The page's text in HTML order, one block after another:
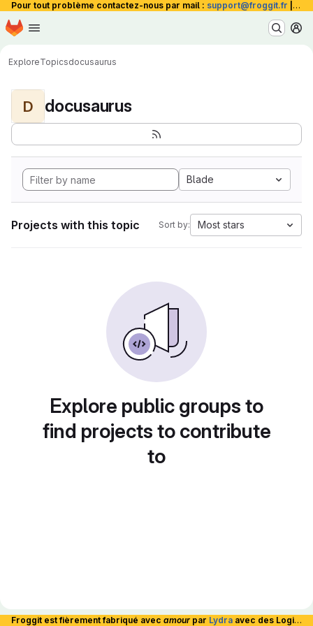
Pour tout problème contactez-nous par mail : support@froggit.fr La
Skip to main content
Homepage
ExploreTopicsdocusaurus
D docusaurus
Blade
Projects with this topic Sort by: Most stars
Explore public groups to
find projects to contribute
to
Froggit est fièrement fabriqué avec amour par Lydra avec des Logiciels Libres et hébergé en